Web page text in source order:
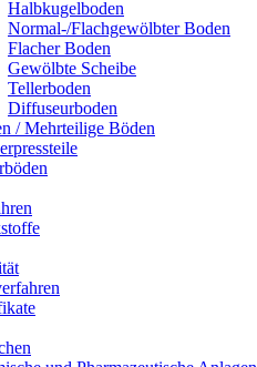
Halbkugelboden
Normal-/Flachgewölbter Boden
Flacher Boden
Gewölbte Scheibe
Tellerboden
Diffuseurboden
/ Mehrteilige Böden